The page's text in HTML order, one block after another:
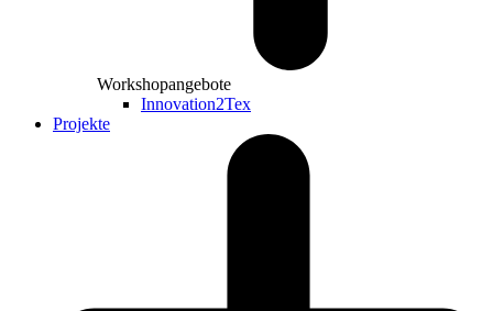
Workshopangebote
Innovation2Tex
Projekte